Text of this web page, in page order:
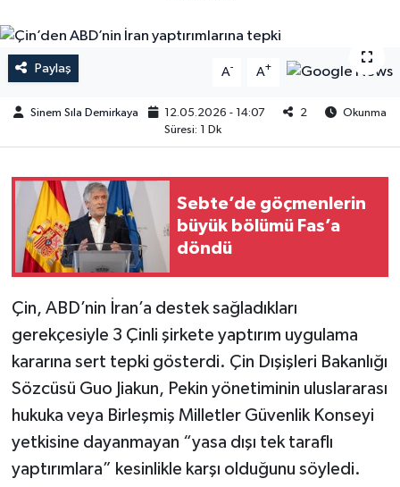
Paylaş A- A+
Sinem Sıla Demirkaya 12.05.2026 - 14:07 2
Okunma
Süresi: 1 Dk
Sebte’de göçmenlerin
büyük bölümü Fas’a
döndü
Çin, ABD’nin İran’a destek sağladıkları
gerekçesiyle 3 Çinli şirkete yaptırım uygulama
kararına sert tepki gösterdi. Çin Dışişleri Bakanlığı
Sözcüsü Guo Jiakun, Pekin yönetiminin uluslararası
hukuka veya Birleşmiş Milletler Güvenlik Konseyi
yetkisine dayanmayan “yasa dışı tek taraflı
yaptırımlara” kesinlikle karşı olduğunu söyledi.